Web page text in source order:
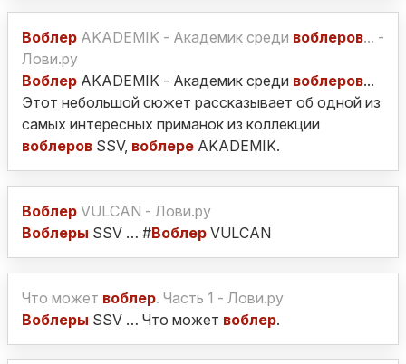
Воблер AKADEMIK - Академик среди воблеров... -
Лови.ру
Воблер AKADEMIK - Академик среди воблеров...
Этот небольшой сюжет рассказывает об одной из
самых интересных приманок из коллекции
воблеров SSV, воблере AKADEMIK.
Воблер VULCAN - Лови.ру
Воблеры SSV … #Воблер VULCAN
Что может воблер. Часть 1 - Лови.ру
Воблеры SSV … Что может воблер.